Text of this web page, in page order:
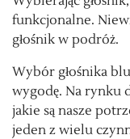
funkcjonalne.
głośnik w podróż.
Wybór głośnika
wygodę. Na rynku
jakie są nasze
jeden z wielu